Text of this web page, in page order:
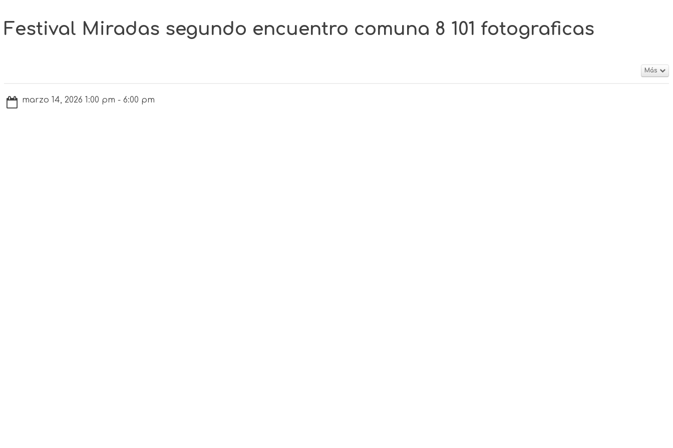
Festival Miradas segundo encuentro comuna 8 101 fotograficas
Más
marzo 14, 2026 1:00 pm - 6:00 pm